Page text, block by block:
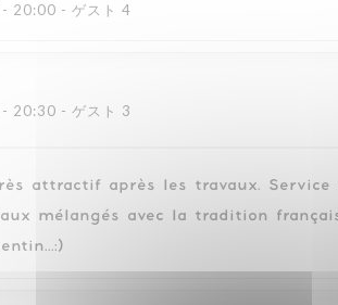
- 20:00 - ゲスト 4
- 20:30 - ゲスト 3
attractif après les travaux.
mélangés avec la tradition